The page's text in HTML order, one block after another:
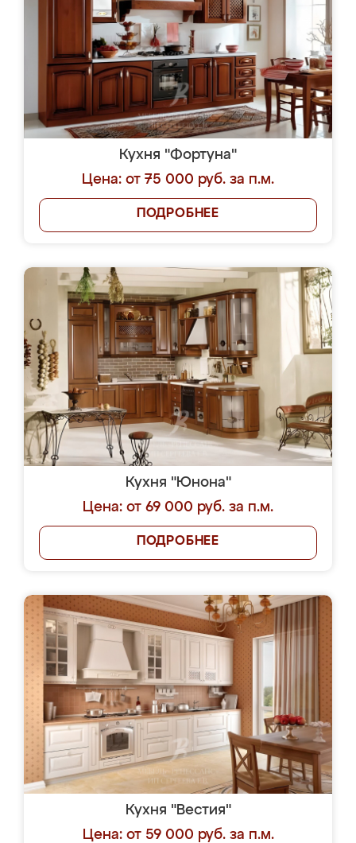
Кухня "Фортуна"
Цена: от 75 000 руб. за п.м.
ПОДРОБНЕЕ
Кухня "Юнона"
Цена: от 69 000 руб. за п.м.
ПОДРОБНЕЕ
Кухня "Вестия"
Цена: от 59 000 руб. за п.м.